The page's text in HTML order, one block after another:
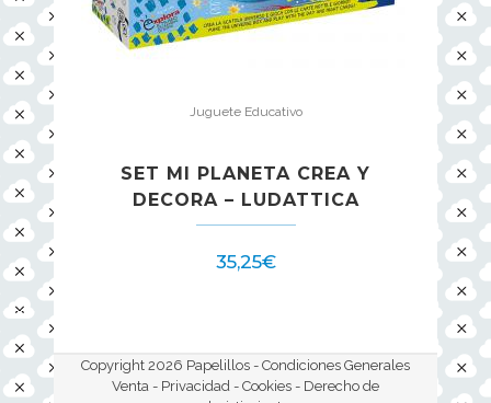
Juguete Educativo
SET MI PLANETA CREA Y
DECORA – LUDATTICA
35,25€
Copyright 2026 Papelillos - Condiciones Generales
Venta - Privacidad - Cookies - Derecho de